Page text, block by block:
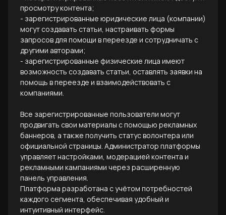
просмотру контента;
- зарегистрированные юридические лица (компании)
могут создавать статьи, настраивать формы
запросов для помощи в переезде и сотрудничать с
другими авторами;
- зарегистрированные физические лица имеют
возможность создавать статьи, оставлять заявки на
помощь в переезде и взаимодействовать с
компаниями.
Все зарегистрированные пользователи могут
продвигать свои материалы с помощью рекламных
баннеров, а также получить статус волонтера или
официальной страницы. Администратор платформы
управляет настройками, модерацией контента и
рекламными кампаниями через расширенную
панель управления.
Платформа разработана с учётом потребностей
каждого сегмента, обеспечивая удобный и
интуитивный интерфейс.